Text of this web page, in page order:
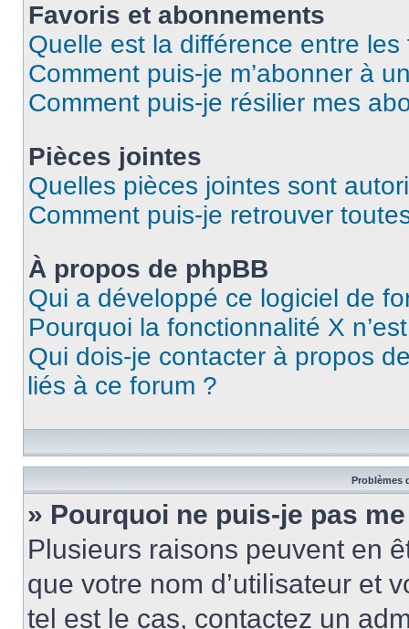
Favoris et abonnements
Quelle est la différence entre
Comment puis-je m’abonner à
Comment puis-je résilier mes
Pièces jointes
Quelles pièces jointes sont
Comment puis-je retrouver
À propos de phpBB
Qui a développé ce logiciel de
Pourquoi la fonctionnalité X
Qui dois-je contacter à propos
liés à ce forum ?
Problèmes
» Pourquoi ne puis-je pas
Plusieurs raisons peuvent en
que votre nom d’utilisateur et
tel est le cas, contactez un